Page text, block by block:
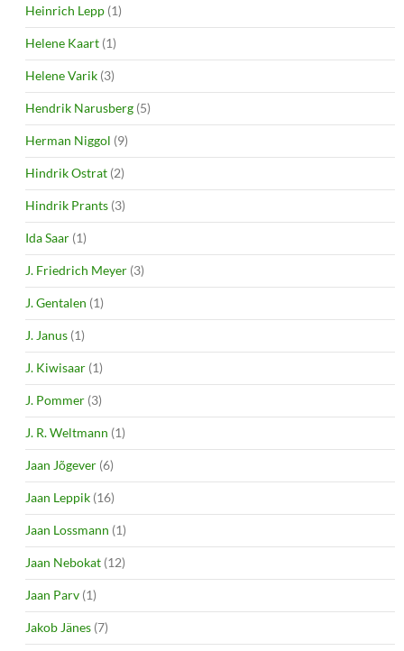
Heinrich Lepp (1)
Helene Kaart (1)
Helene Varik (3)
Hendrik Narusberg (5)
Herman Niggol (9)
Hindrik Ostrat (2)
Hindrik Prants (3)
Ida Saar (1)
J. Friedrich Meyer (3)
J. Gentalen (1)
J. Janus (1)
J. Kiwisaar (1)
J. Pommer (3)
J. R. Weltmann (1)
Jaan Jõgever (6)
Jaan Leppik (16)
Jaan Lossmann (1)
Jaan Nebokat (12)
Jaan Parv (1)
Jakob Jänes (7)